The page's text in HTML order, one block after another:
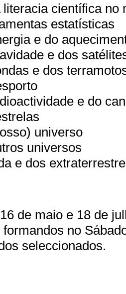
literacia científica no
estatísticas
e do
e dos
e dos
e do
universo
universos
e dos
de maio e 18 de
no
seleccionados.